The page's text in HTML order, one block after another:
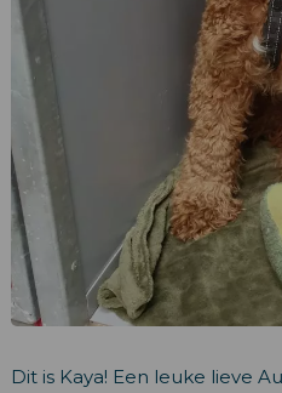
Dit is Kaya! Een leuke lieve